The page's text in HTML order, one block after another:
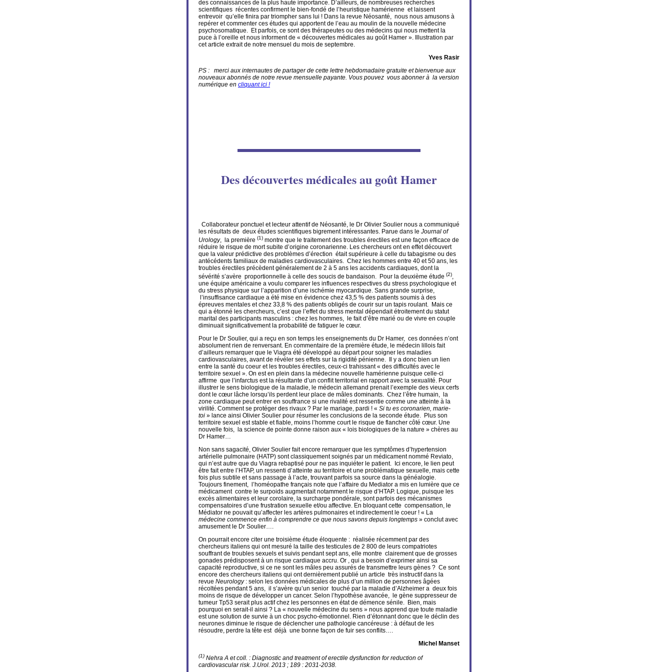
des connaissances de la plus haute importance. D’ailleurs, de nombreuses recherches
scientifiques récentes confirment le bien-fondé de l’heuristique hamérienne et laissent
entrevoir qu’elle finira par triompher sans lui ! Dans la revue Néosanté, nous nous amusons à
repérer et commenter ces études qui apportent de l’eau au moulin de la nouvelle médecine
psychosomatique. Et parfois, ce sont des thérapeutes ou des médecins qui nous mettent la
puce à l’oreille et nous informent de « découvertes médicales au goût Hamer ». Illustration par
cet article extrait de notre mensuel du mois de septembre.
Yves Rasir
PS : merci aux internautes de partager de cette lettre hebdomadaire gratuite et bienvenue aux
nouveaux abonnés de notre revue mensuelle payante. Vous pouvez vous abonner à la version
numérique en cliquant ici !
Des découvertes médicales au goût Hamer
Collaborateur ponctuel et lecteur attentif de Néosanté, le Dr Olivier Soulier nous a communiqué
les résultats de deux études scientifiques bigrement intéressantes. Parue dans le Journal of
Urology, la première (1) montre que le traitement des troubles érectiles est une façon efficace de
réduire le risque de mort subite d’origine coronarienne. Les chercheurs ont en effet découvert
que la valeur prédictive des problèmes d’érection était supérieure à celle du tabagisme ou des
antécédents familiaux de maladies cardiovasculaires. Chez les hommes entre 40 et 50 ans, les
troubles érectiles précèdent généralement de 2 à 5 ans les accidents cardiaques, dont la
sévérité s’avère proportionnelle à celle des soucis de bandaison. Pour la deuxième étude (2),
une équipe américaine a voulu comparer les influences respectives du stress psychologique et
du stress physique sur l’apparition d’une ischémie myocardique. Sans grande surprise,
l’insuffisance cardiaque a été mise en évidence chez 43,5 % des patients soumis à des
épreuves mentales et chez 33,8 % des patients obligés de courir sur un tapis roulant. Mais ce
qui a étonné les chercheurs, c’est que l’effet du stress mental dépendait étroitement du statut
marital des participants masculins : chez les hommes, le fait d’être marié ou de vivre en couple
diminuait significativement la probabilité de fatiguer le cœur.
Pour le Dr Soulier, qui a reçu en son temps les enseignements du Dr Hamer, ces données n’ont
absolument rien de renversant. En commentaire de la première étude, le médecin lillois fait
d’ailleurs remarquer que le Viagra été développé au départ pour soigner les maladies
cardiovasculaires, avant de révéler ses effets sur la rigidité pénienne. Il y a donc bien un lien
entre la santé du coeur et les troubles érectiles, ceux-ci trahissant « des difficultés avec le
territoire sexuel ». On est en plein dans la médecine nouvelle hamérienne puisque celle-ci
affirme que l’infarctus est la résultante d’un conflit territorial en rapport avec la sexualité. Pour
illustrer le sens biologique de la maladie, le médecin allemand prenait l’exemple des vieux cerfs
dont le cœur lâche lorsqu’ils perdent leur place de mâles dominants. Chez l’être humain, la
zone cardiaque peut entrer en souffrance si une rivalité est ressentie comme une atteinte à la
virilité. Comment se protéger des rivaux ? Par le mariage, pardi ! « Si tu es coronarien, marie-
toi » lance ainsi Olivier Soulier pour résumer les conclusions de la seconde étude. Plus son
territoire sexuel est stable et fiable, moins l’homme court le risque de flancher côté cœur. Une
nouvelle fois, la science de pointe donne raison aux « lois biologiques de la nature » chères au
Dr Hamer…
Non sans sagacité, Olivier Soulier fait encore remarquer que les symptômes d’hypertension
artérielle pulmonaire (HATP) sont classiquement soignés par un médicament nommé Reviato,
qui n’est autre que du Viagra rebaptisé pour ne pas inquiéter le patient. Ici encore, le lien peut
être fait entre l’HTAP, un ressenti d’atteinte au territoire et une problématique sexuelle, mais cette
fois plus subtile et sans passage à l’acte, trouvant parfois sa source dans la généalogie.
Toujours finement, l’homéopathe français note que l’affaire du Mediator a mis en lumière que ce
médicament contre le surpoids augmentait notamment le risque d’HTAP. Logique, puisque les
excès alimentaires et leur corolaire, la surcharge pondérale, sont parfois des mécanismes
compensatoires d’une frustration sexuelle et/ou affective. En bloquant cette compensation, le
Médiator ne pouvait qu’affecter les artères pulmonaires et indirectement le coeur ! « La
médecine commence enfin à comprendre ce que nous savons depuis longtemps » conclut avec
amusement le Dr Soulier….
On pourrait encore citer une troisième étude éloquente : réalisée récemment par des
chercheurs italiens qui ont mesuré la taille des testicules de 2 800 de leurs compatriotes
souffrant de troubles sexuels et suivis pendant sept ans, elle montre clairement que de grosses
gonades prédisposent à un risque cardiaque accru. Or , qui a besoin d’exprimer ainsi sa
capacité reproductive, si ce ne sont les mâles peu assurés de transmettre leurs gènes ? Ce sont
encore des chercheurs italiens qui ont dernièrement publié un article très instructif dans la
revue Neurology: selon les données médicales de plus d’un million de personnes âgées
récoltées pendant 5 ans, il s’avère qu’un senior touché par la maladie d’Alzheimer a deux fois
moins de risque de développer un cancer. Selon l’hypothèse avancée, le gène suppresseur de
tumeur Tp53 serait plus actif chez les personnes en état de démence sénile. Bien, mais
pourquoi en serait-il ainsi ? La « nouvelle médecine du sens » nous apprend que toute maladie
est une solution de survie à un choc psycho-émotionnel. Rien d’étonnant donc que le déclin des
neurones diminue le risque de déclencher une pathologie cancéreuse : à défaut de les
résoudre, perdre la tête est déjà une bonne façon de fuir ses conflits….
Michel Manset
(1) Nehra A et coll. : Diagnostic and treatment of erectile dysfunction for reduction of
cardiovascular risk. J.Urol. 2013 ; 189 : 2031-2038.